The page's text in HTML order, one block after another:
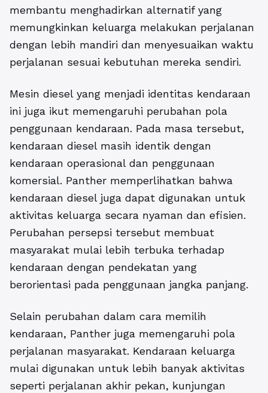
membantu menghadirkan alternatif yang
memungkinkan keluarga melakukan perjalanan
dengan lebih mandiri dan menyesuaikan waktu
perjalanan sesuai kebutuhan mereka sendiri.
Mesin diesel yang menjadi identitas kendaraan
ini juga ikut memengaruhi perubahan pola
penggunaan kendaraan. Pada masa tersebut,
kendaraan diesel masih identik dengan
kendaraan operasional dan penggunaan
komersial. Panther memperlihatkan bahwa
kendaraan diesel juga dapat digunakan untuk
aktivitas keluarga secara nyaman dan efisien.
Perubahan persepsi tersebut membuat
masyarakat mulai lebih terbuka terhadap
kendaraan dengan pendekatan yang
berorientasi pada penggunaan jangka panjang.
Selain perubahan dalam cara memilih
kendaraan, Panther juga memengaruhi pola
perjalanan masyarakat. Kendaraan keluarga
mulai digunakan untuk lebih banyak aktivitas
seperti perjalanan akhir pekan, kunjungan